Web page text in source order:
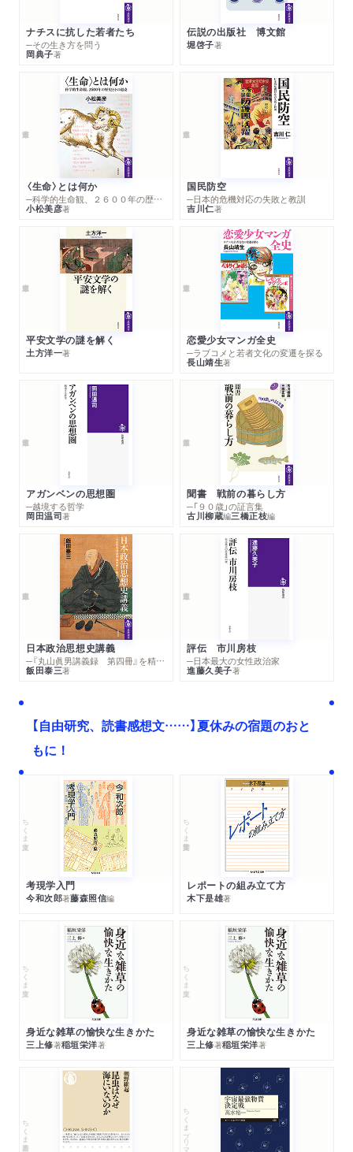
ナチスに抗した若者たち
─その生き方を問う
岡典子著
伝説の出版社 博文館
堀啓子著
〈生命〉とは何か
─科学的生命観、２６００年の歴史とその超克
小松美彦著
国民防空
─日本的危機対応の失敗と教訓
吉川仁著
平安文学の謎を解く
土方洋一著
恋愛少女マンガ全史
─ラブコメと若者文化の変遷を探る
長山靖生著
アガンベンの思想圏
─越境する哲学
岡田温司著
聞書 戦前の暮らし方
─「９０歳」の証言集
古川柳蔵編三橋正枝編
日本政治思想史講義
─『丸山眞男講義録 第四冊』を精読する
飯田泰三著
評伝 市川房枝
─日本最大の女性政治家
進藤久美子著
【自由研究、読書感想文……】夏休みの宿題のおと
もに！
ちくま文庫
考現学入門
今和次郎著藤森照信編
ちくま学芸文庫
レポートの組み立て方
木下是雄著
ちくま文庫
身近な雑草の愉快な生きかた
三上修著稲垣栄洋著
ちくま文庫
身近な雑草の愉快な生きかた
三上修著稲垣栄洋著
ちくま新書 ちくまプリマー新書